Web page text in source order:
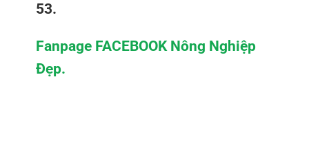
53.
Fanpage FACEBOOK Nông Nghiệp
Đẹp.